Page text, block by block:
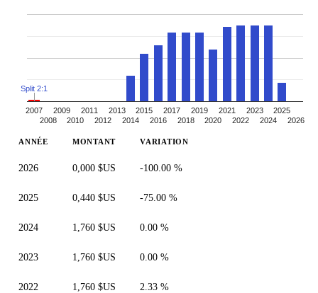
2007
2008
2009
2010
2011
2012
2013
2014
2015
2016
2017
2018
2019
2020
2021
2022
2023
2024
2025
2026
Split 2:1
ANNÉE MONTANT VARIATION
2026 0,000 $US -100.00 %
2025 0,440 $US -75.00 %
2024 1,760 $US 0.00 %
2023 1,760 $US 0.00 %
2022 1,760 $US 2.33 %